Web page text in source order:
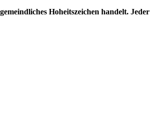
Hoheitszeichen handelt. Jeder